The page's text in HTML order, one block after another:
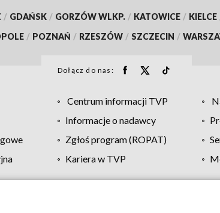
/ GDAŃSK / GORZÓW WLKP. / KATOWICE / KIELCE
/ POZNAŃ / RZESZÓW / SZCZECIN /
Dołącz do nas:
Centrum informacji TVP
Informacje o nadawcy
Zgłoś program (ROPAT)
Kariera w TVP